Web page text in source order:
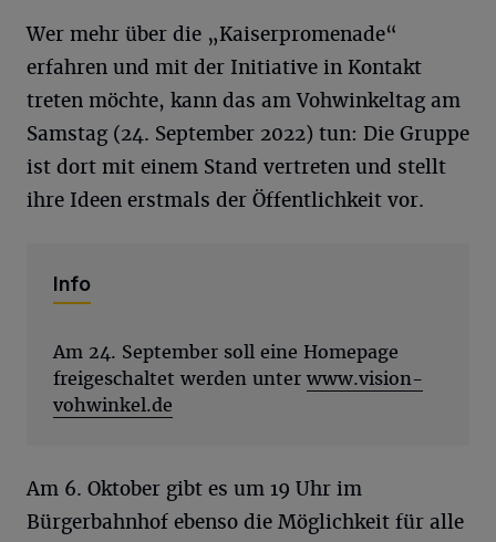
Wer mehr über die „Kaiserpromenade“
erfahren und mit der Initiative in Kontakt
treten möchte, kann das am Vohwinkeltag am
Samstag (24. September 2022) tun: Die Gruppe
ist dort mit einem Stand vertreten und stellt
ihre Ideen erstmals der Öffentlichkeit vor.
Info
Am 24. September soll eine Homepage
freigeschaltet werden unter www.vision-
vohwinkel.de
Am 6. Oktober gibt es um 19 Uhr im
Bürgerbahnhof ebenso die Möglichkeit für alle